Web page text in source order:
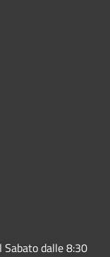
dalle 8:30